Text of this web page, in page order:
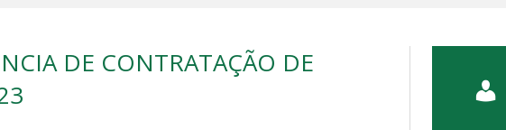
DE CONTRATAÇÃO DE